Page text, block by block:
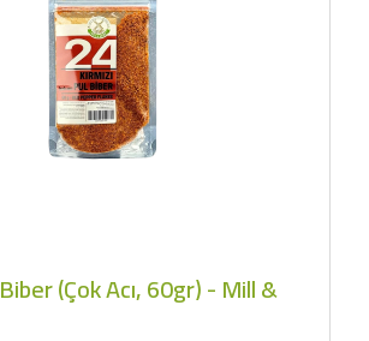
Biber (Çok Acı, 60gr) - Mill &